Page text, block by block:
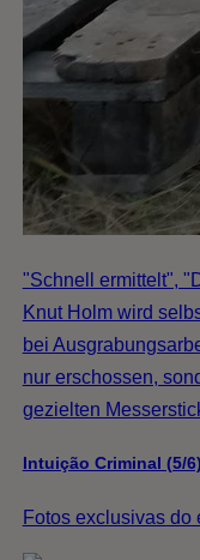
"Schnell ermittelt",
Knut Holm wird
bei
nur erschossen,
gezielten
Intuição Criminal (5/6)
Fotos exclusivas do